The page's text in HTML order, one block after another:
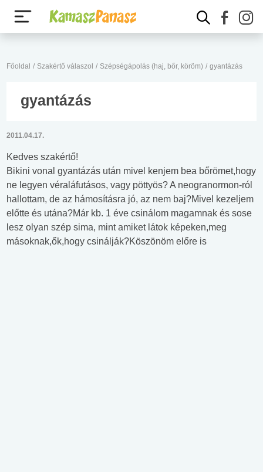
Főoldal / Szakértő válaszol / Szépségápolás (haj, bőr, köröm) / gyantázás
gyantázás
2011.04.17.
Kedves szakértő!
Bikini vonal gyantázás után mivel kenjem bea bőrömet,hogy
ne legyen véraláfutásos, vagy pöttyös? A neogranormon-ról
hallottam, de az hámosításra jó, az nem baj?Mivel kezeljem
előtte és utána?Már kb. 1 éve csinálom magamnak és sose
lesz olyan szép sima, mint amiket látok képeken,meg
másoknak,ők,hogy csinálják?Köszönöm előre is